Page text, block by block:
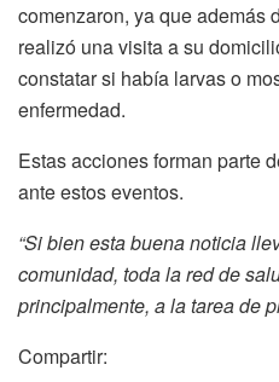
comenzaron, ya que además
realizó una visita a su
constatar si había larvas o
enfermedad.
Estas acciones forman parte
ante estos eventos.
“Si bien esta buena noticia
comunidad, toda la red de
principalmente, a la tarea de
Compartir: